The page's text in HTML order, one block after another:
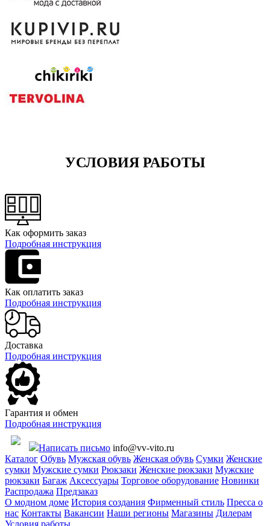
УСЛОВИЯ РАБОТЫ
Как оформить заказ
Подробная инструкция
Как оплатить заказ
Подробная инструкция
Доставка
Подробная инструкция
Гарантия и обмен
Подробная инструкция
Написать письмо info@vv-vito.ru
Каталог Обувь Мужская обувь Женская обувь Сумки Женские
сумки Мужские сумки Рюкзаки Женские рюкзаки Мужские
рюкзаки Багаж Аксессуары Торговое оборудование Новинки
Распродажа Предзаказ
О модном доме История создания Фирменный стиль Пресса о
нас Контакты Вакансии Наши регионы Магазины Дилерам
Условия работы